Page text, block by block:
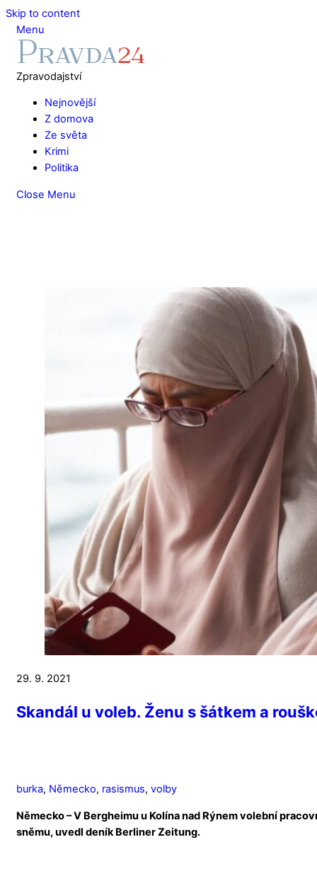
Skip to content
Menu
Zpravodajství
Nejnovější
Z domova
Ze světa
Krimi
Politika
Close Menu
29. 9. 2021
Skandál u voleb. Ženu s šátkem a
burka, Německo, rasismus, volby
Německo – V Bergheimu u Kolína nad Rýnem volební
sněmu, uvedl deník Berliner Zeitung.